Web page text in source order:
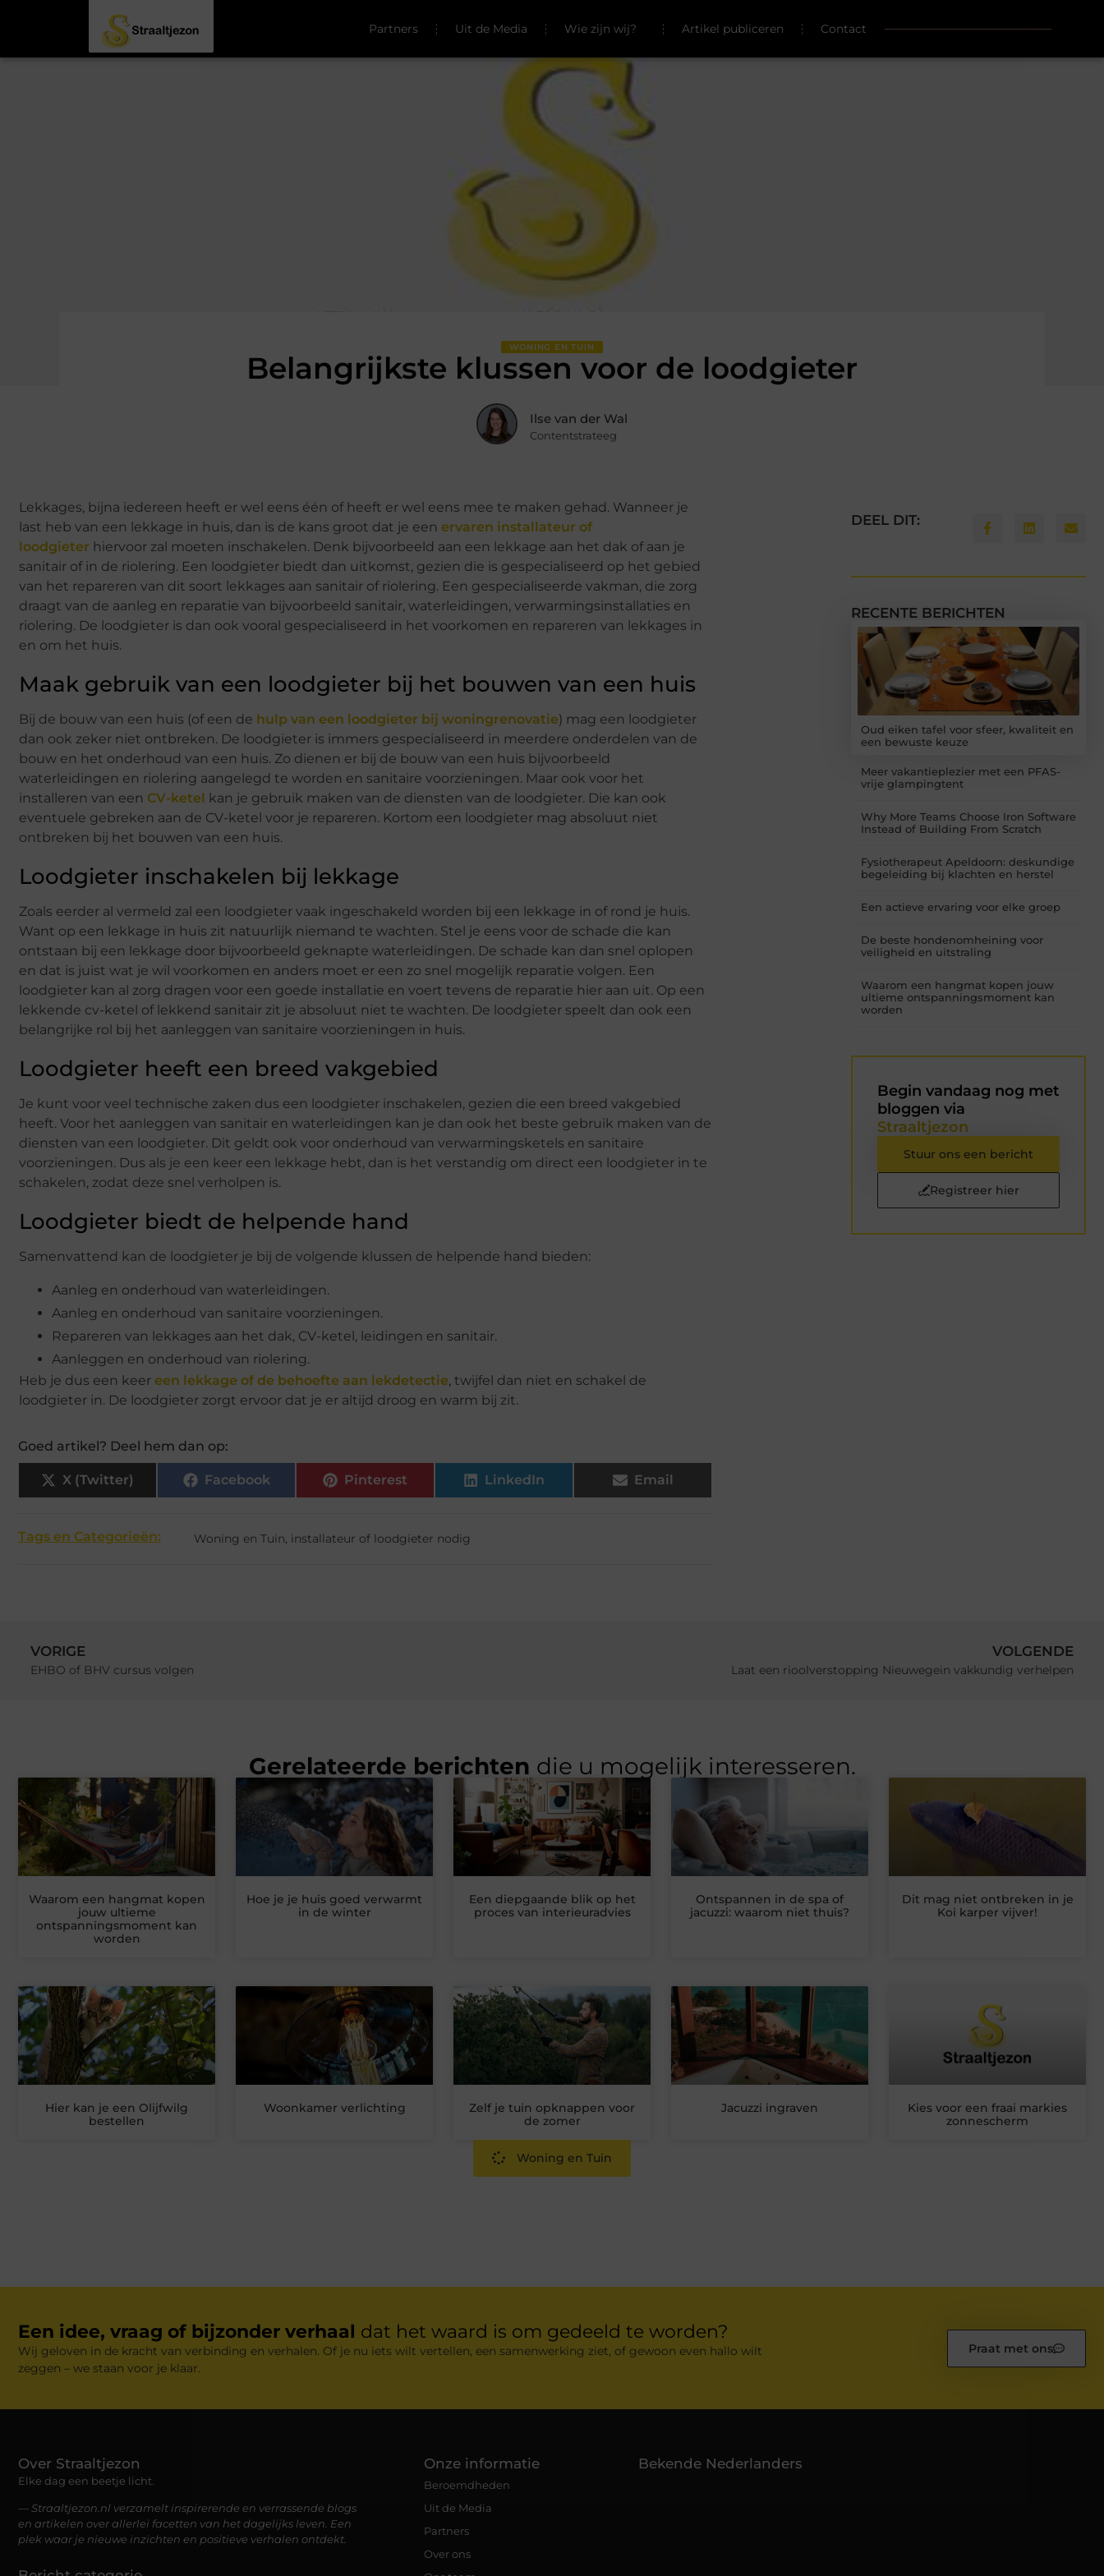
Partners Uit de Media Wie zijn wij? Artikel publiceren Contact
WONING EN TUIN
Belangrijkste klussen voor de loodgieter
Ilse van der Wal
Contentstrateeg
Lekkages, bijna iedereen heeft er wel eens één of heeft er wel eens mee te maken gehad. Wanneer je
last heb van een lekkage in huis, dan is de kans groot dat je een ervaren installateur of
loodgieter hiervoor zal moeten inschakelen. Denk bijvoorbeeld aan een lekkage aan het dak of aan je
sanitair of in de riolering. Een loodgieter biedt dan uitkomst, gezien die is gespecialiseerd op het gebied
van het repareren van dit soort lekkages aan sanitair of riolering. Een gespecialiseerde vakman, die zorg
draagt van de aanleg en reparatie van bijvoorbeeld sanitair, waterleidingen, verwarmingsinstallaties en
riolering. De loodgieter is dan ook vooral gespecialiseerd in het voorkomen en repareren van lekkages in
en om het huis.
Maak gebruik van een loodgieter bij het bouwen van een huis
Bij de bouw van een huis (of een de hulp van een loodgieter bij woningrenovatie) mag een loodgieter
dan ook zeker niet ontbreken. De loodgieter is immers gespecialiseerd in meerdere onderdelen van de
bouw en het onderhoud van een huis. Zo dienen er bij de bouw van een huis bijvoorbeeld
waterleidingen en riolering aangelegd te worden en sanitaire voorzieningen. Maar ook voor het
installeren van een CV-ketel
kan je gebruik maken van de diensten van de loodgieter. Die kan ook
eventuele gebreken aan de CV-ketel voor je repareren. Kortom een loodgieter mag absoluut niet
ontbreken bij het bouwen van een huis.
Loodgieter inschakelen bij lekkage
Zoals eerder al vermeld zal een loodgieter vaak ingeschakeld worden bij een lekkage in of rond je huis.
Want op een lekkage in huis zit natuurlijk niemand te wachten. Stel je eens voor de schade die kan
ontstaan bij een lekkage door bijvoorbeeld geknapte waterleidingen. De schade kan dan snel oplopen
en dat is juist wat je wil voorkomen en anders moet er een zo snel mogelijk reparatie volgen. Een
loodgieter kan al zorg dragen voor een goede installatie en voert tevens de reparatie hier aan uit. Op een
lekkende cv-ketel of lekkend sanitair zit je absoluut niet te wachten. De loodgieter speelt dan ook een
belangrijke rol bij het aanleggen van sanitaire voorzieningen in huis.
Loodgieter heeft een breed vakgebied
Je kunt voor veel technische zaken dus een loodgieter inschakelen, gezien die een breed vakgebied
heeft. Voor het aanleggen van sanitair en waterleidingen kan je dan ook het beste gebruik maken van de
diensten van een loodgieter. Dit geldt ook voor onderhoud van verwarmingsketels en sanitaire
voorzieningen. Dus als je een keer een lekkage hebt, dan is het verstandig om direct een loodgieter in te
schakelen, zodat deze snel verholpen is.
Loodgieter biedt de helpende hand
Samenvattend kan de loodgieter je bij de volgende klussen de helpende hand bieden:
Aanleg en onderhoud van waterleidingen.
Aanleg en onderhoud van sanitaire voorzieningen.
Repareren van lekkages aan het dak, CV-ketel, leidingen en sanitair.
Aanleggen en onderhoud van riolering.
Heb je dus een keer een lekkage of de behoefte aan lekdetectie, twijfel dan niet en schakel de
loodgieter in. De loodgieter zorgt ervoor dat je er altijd droog en warm bij zit.
Goed artikel? Deel hem dan op:
X (Twitter) Facebook Pinterest LinkedIn Email
Tags en Categorieën: Woning en Tuin, installateur of loodgieter nodig
DEEL DIT:
RECENTE BERICHTEN
Oud eiken tafel voor sfeer, kwaliteit en
een bewuste keuze
Meer vakantieplezier met een PFAS-
vrije glampingtent
Why More Teams Choose Iron Software
Instead of Building From Scratch
Fysiotherapeut Apeldoorn: deskundige
begeleiding bij klachten en herstel
Een actieve ervaring voor elke groep
De beste hondenomheining voor
veiligheid en uitstraling
Waarom een hangmat kopen jouw
ultieme ontspanningsmoment kan
worden
Begin vandaag nog met
bloggen via
Straaltjezon
Stuur ons een bericht
Registreer hier
VORIGE
EHBO of BHV cursus volgen
VOLGENDE
Laat een rioolverstopping Nieuwegein vakkundig verhelpen
Gerelateerde berichten die u mogelijk interesseren.
Waarom een hangmat kopen
jouw ultieme
ontspanningsmoment kan
worden
Hoe je je huis goed verwarmt
in de winter
Een diepgaande blik op het
proces van interieuradvies
Ontspannen in de spa of
jacuzzi: waarom niet thuis?
Dit mag niet ontbreken in je
Koi karper vijver!
Hier kan je een Olijfwilg
bestellen
Woonkamer verlichting
Zelf je tuin opknappen voor
de zomer
Jacuzzi ingraven
Kies voor een fraai markies
zonnescherm
Woning en Tuin
Een idee, vraag of bijzonder verhaal dat het waard is om gedeeld te worden?
Wij geloven in de kracht van verbinding en verhalen. Of je nu iets wilt vertellen, een samenwerking ziet, of gewoon even hallo wilt
zeggen – we staan voor je klaar.
Praat met ons
Over Straaltjezon
Elke dag een beetje licht.
— Straaltjezon.nl verzamelt inspirerende en verrassende blogs
en artikelen over allerlei facetten van het dagelijks leven. Een
plek waar je nieuwe inzichten en positieve verhalen ontdekt.
Onze informatie
Beroemdheden
Uit de Media
Partners
Over ons
Bekende Nederlanders